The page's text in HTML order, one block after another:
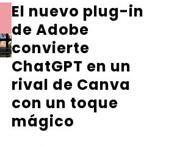
El nuevo plug-in
de Adobe
convierte
ChatGPT en un
rival de Canva
con un toque
mágico